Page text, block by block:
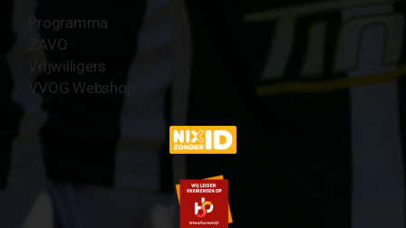
Programma
ZAVO
Vrijwilligers
VVOG Webshop